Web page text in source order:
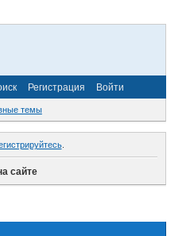
Регистрация Войти
темы
.
сайте